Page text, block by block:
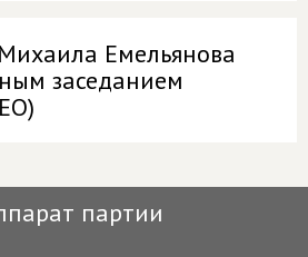
Емельянова
заседанием
партии